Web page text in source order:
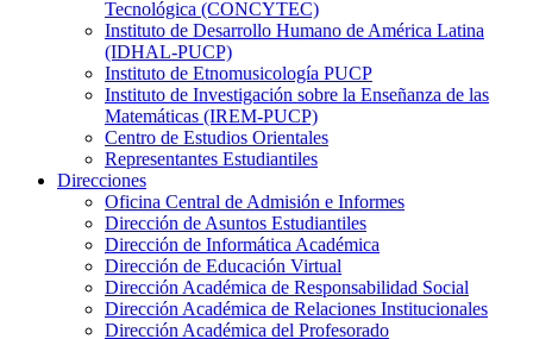
Tecnológica (CONCYTEC)
Instituto de Desarrollo Humano de América Latina
(IDHAL-PUCP)
Instituto de Etnomusicología PUCP
Instituto de Investigación sobre la Enseñanza de las
Matemáticas (IREM-PUCP)
Centro de Estudios Orientales
Representantes Estudiantiles
Direcciones
Oficina Central de Admisión e Informes
Dirección de Asuntos Estudiantiles
Dirección de Informática Académica
Dirección de Educación Virtual
Dirección Académica de Responsabilidad Social
Dirección Académica de Relaciones Institucionales
Dirección Académica del Profesorado